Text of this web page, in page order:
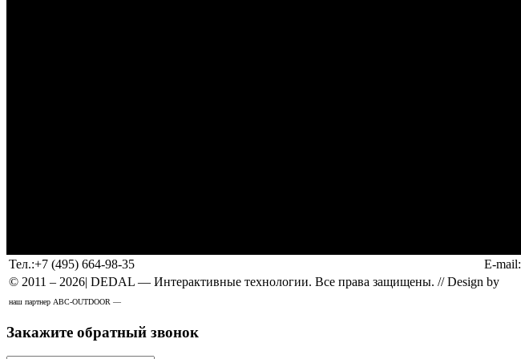
Тел.:+7 (495) 664-98-35 E-mail:
© 2011 – 2026| DEDAL — Интерактивные технологии. Все права защищены. // Design by
наш партнер ABC-OUTDOOR —
Закажите обратный звонок